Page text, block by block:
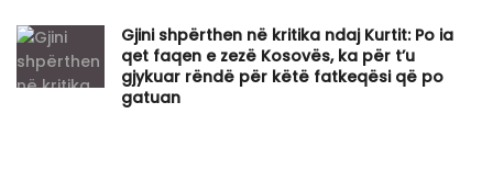
Gjini shpërthen në kritika ndaj Kurtit: Po ia
qet faqen e zezë Kosovës, ka për t’u
gjykuar rëndë për këtë fatkeqësi që po
gatuan